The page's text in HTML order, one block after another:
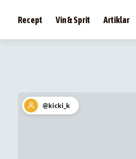
Recept Vin & Sprit Artiklar
@kicki_k